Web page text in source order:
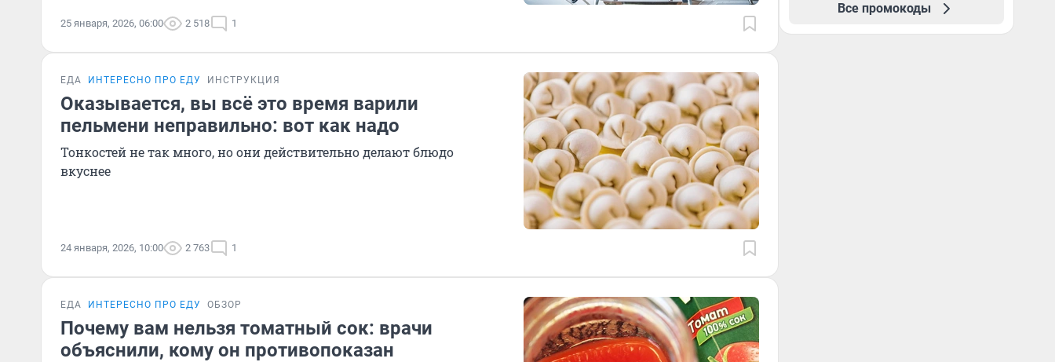
25 января, 2026, 06:00 2 518 1
ЕДА ИНТЕРЕСНО ПРО ЕДУ ИНСТРУКЦИЯ
Оказывается, вы всё это время варили
пельмени неправильно: вот как надо
Тонкостей не так много, но они действительно делают блюдо
вкуснее
24 января, 2026, 10:00 2 763 1
ЕДА ИНТЕРЕСНО ПРО ЕДУ ОБЗОР
Почему вам нельзя томатный сок: врачи
объяснили, кому он противопоказан
Все промокоды